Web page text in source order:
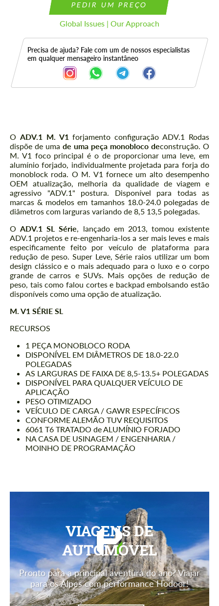
PEDIR UM PREÇO
Global Issues | Our Approach
Precisa de ajuda? Fale com um de nossos especialistas
em qualquer mensageiro instantâneo
Descrição
O ADV.1 M. V1 forjamento configuração ADV.1 Rodas
dispõe de uma de uma peça monobloco deconstrução. O
M. V1 foco principal é o de proporcionar uma leve, em
alumínio forjado, individualmente projetada para forja do
monoblock roda. O M. V1 fornece um alto desempenho
OEM atualização, melhoria da qualidade de viagem e
agressivo "ADV.1" postura. Disponível para todas as
marcas & modelos em tamanhos 18.0-24.0 polegadas de
diâmetros com larguras variando de 8,5 13,5 polegadas.
OADV.1 SL Série, lançado em 2013, tomou existente
ADV.1 projetos e re-engenharia-los a ser mais leves e mais
especificamente feito por veículo de plataforma para
redução de peso. Super Leve, Série raios utilizar um bom
design clássico e o mais adequado para o luxo e o corpo
grande de carros e SUVs. Mais opções de redução de
peso, tais como falou cortes e backpad embolsando estão
disponíveis como uma opção de atualização.
M. V1 SÉRIE SL
RECURSOS
1 PEÇA MONOBLOCO RODA
DISPONÍVEL EM DIÂMETROS DE 18.0-22.0
POLEGADAS
AS LARGURAS DE FAIXA DE 8,5-13.5+ POLEGADAS
DISPONÍVEL PARA QUALQUER VEÍCULO DE
APLICAÇÃO
PESO OTIMIZADO
VEÍCULO DE CARGA / GAWR ESPECÍFICOS
CONFORME ALEMÃO TUV REQUISITOS
6061 T6 TRATADO de ALUMÍNIO FORJADO
NA CASA DE USINAGEM / ENGENHARIA /
MOINHO DE PROGRAMAÇÃO
VIAGENS DE
AUTOMÓVEL
Pronto para a principal aventura do ano? Viajar
para os Alpes com performance Hodoor!